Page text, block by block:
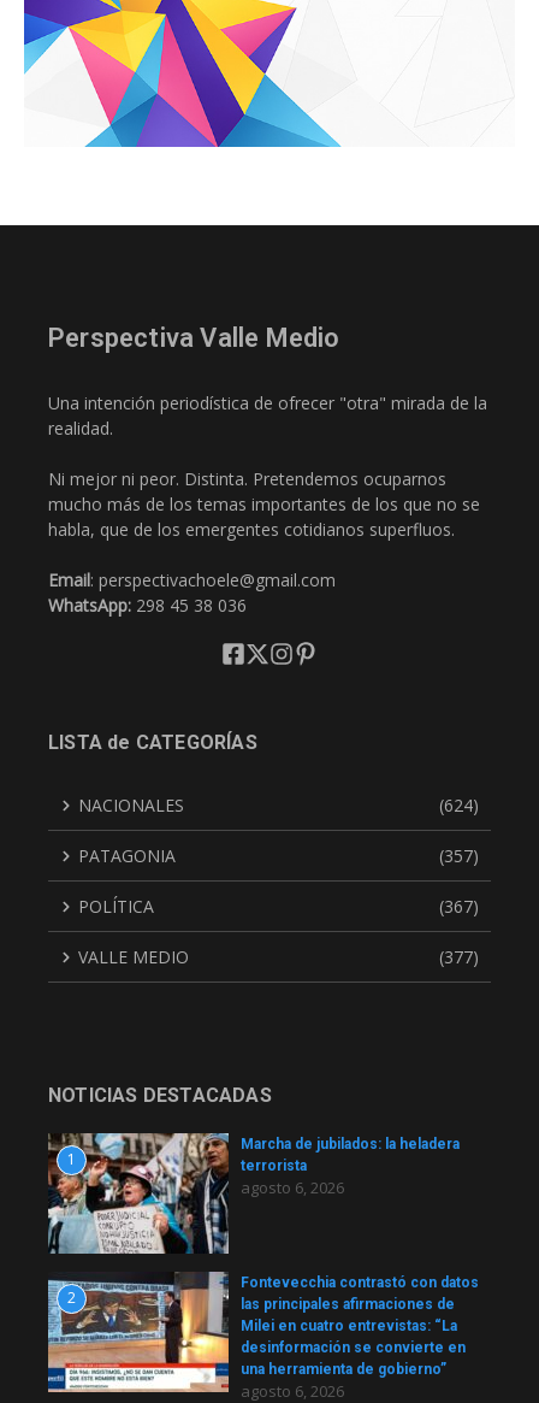
Perspectiva Valle Medio
Una intención periodística de ofrecer "otra" mirada de la
realidad.
Ni mejor ni peor. Distinta. Pretendemos ocuparnos
mucho más de los temas importantes de los que no se
habla, que de los emergentes cotidianos superfluos.
Email: perspectivachoele@gmail.com
WhatsApp: 298 45 38 036
LISTA de CATEGORÍAS
NACIONALES (624)
PATAGONIA (357)
POLÍTICA (367)
VALLE MEDIO (377)
NOTICIAS DESTACADAS
1
Marcha de jubilados: la heladera
terrorista
agosto 6, 2026
2
Fontevecchia contrastó con datos
las principales afirmaciones de
Milei en cuatro entrevistas: “La
desinformación se convierte en
una herramienta de gobierno”
agosto 6, 2026